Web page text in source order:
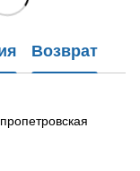
Возврат